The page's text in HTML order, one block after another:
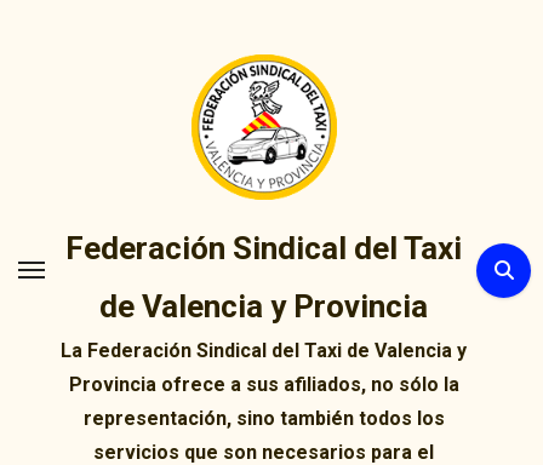
Federación Sindical del Taxi
de Valencia y Provincia
La Federación Sindical del Taxi de Valencia y
Provincia ofrece a sus afiliados, no sólo la
representación, sino también todos los
servicios que son necesarios para el